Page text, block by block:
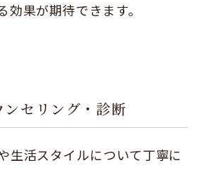
効果が期待できます。
セリング・診断
生活スタイルについて丁寧に